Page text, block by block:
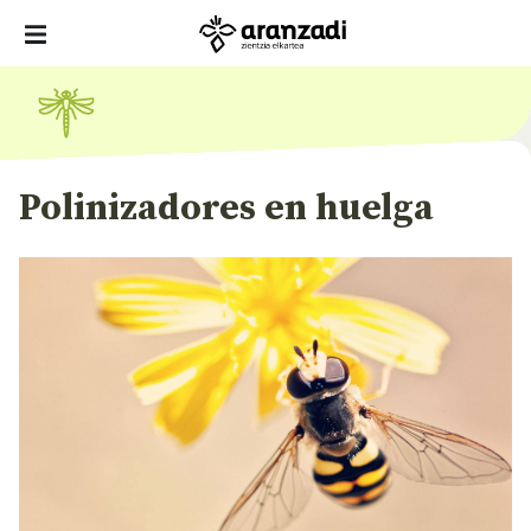
Polinizadores en huelga